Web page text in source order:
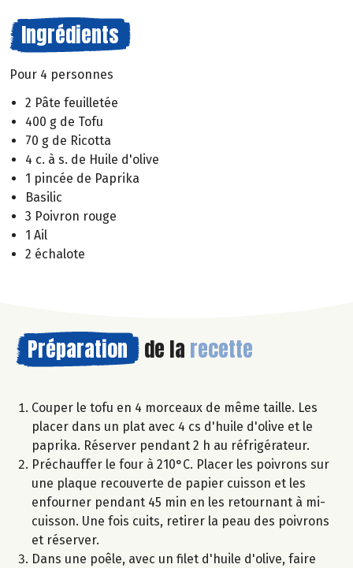
Ingrédients
Pour 4 personnes
2 Pâte feuilletée
400 g de Tofu
70 g de Ricotta
4 c. à s. de Huile d'olive
1 pincée de Paprika
Basilic
3 Poivron rouge
1 Ail
2 échalote
Préparation de la recette
Couper le tofu en 4 morceaux de même taille. Les
placer dans un plat avec 4 cs d'huile d'olive et le
paprika. Réserver pendant 2 h au réfrigérateur.
Préchauffer le four à 210°C. Placer les poivrons sur
une plaque recouverte de papier cuisson et les
enfourner pendant 45 min en les retournant à mi-
cuisson. Une fois cuits, retirer la peau des poivrons
et réserver.
Dans une poêle, avec un filet d'huile d'olive, faire